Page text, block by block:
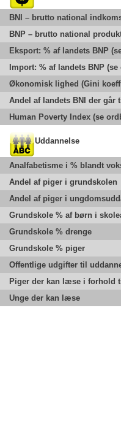
BNI – brutto national
BNP – brutto national
Eksport: % af landets BNP
Import: % af landets BNP
Økonomisk lighed (Gini
Andel af landets BNI der
Human Poverty Index (se
Uddannelse
Analfabetisme i % blandt
Andel af piger i grundskolen
Andel af piger i
Grundskole % af børn i
Grundskole % drenge
Grundskole % piger
Offentlige udgifter til
Piger der kan læse i forhold
Unge der kan læse